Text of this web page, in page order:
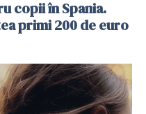
copii în Spania.
primi 200 de euro